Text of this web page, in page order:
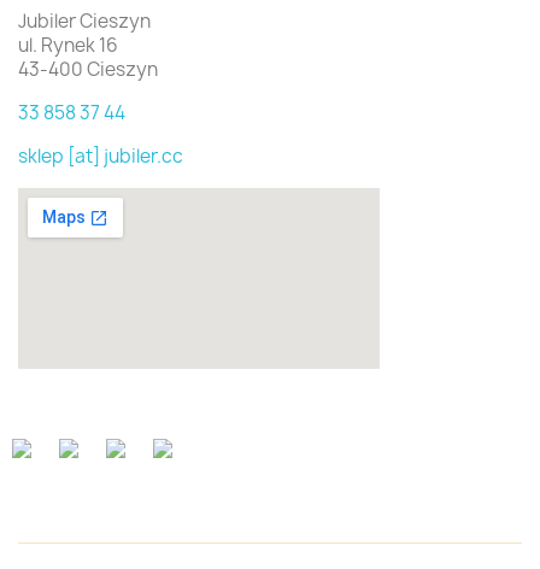
Jubiler Cieszyn
ul. Rynek 16
43-400 Cieszyn
33 858 37 44
sklep [at] jubiler.cc